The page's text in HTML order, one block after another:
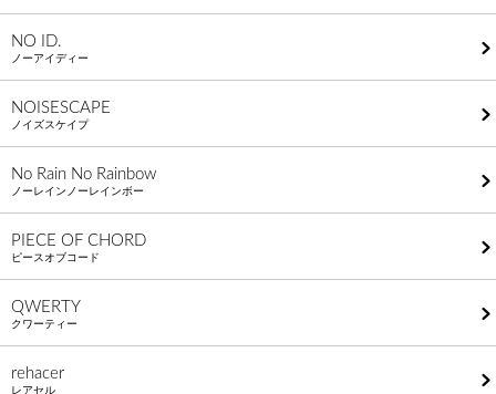
NO ID.
ノーアイディー
NOISESCAPE
ノイズスケイプ
No Rain No Rainbow
ノーレインノーレインボー
PIECE OF CHORD
ピースオブコード
QWERTY
クワーティー
rehacer
レアセル